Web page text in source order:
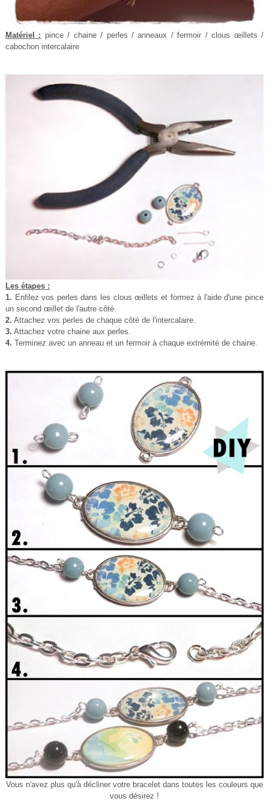
Matériel : pince / chaine / perles / anneaux / fermoir / clous œillets /
cabochon intercalaire
Les étapes :
1. Enfilez vos perles dans les clous œillets et formez à l'aide d'une pince
un second œillet de l'autre côté.
2. Attachez vos perles de chaque côté de l'intercalaire.
3. Attachez votre chaine aux perles.
4. Terminez avec un anneau et un fermoir à chaque extrémité de chaine.
Vous n'avez plus qu'à décliner votre bracelet dans toutes les couleurs que
vous désirez !